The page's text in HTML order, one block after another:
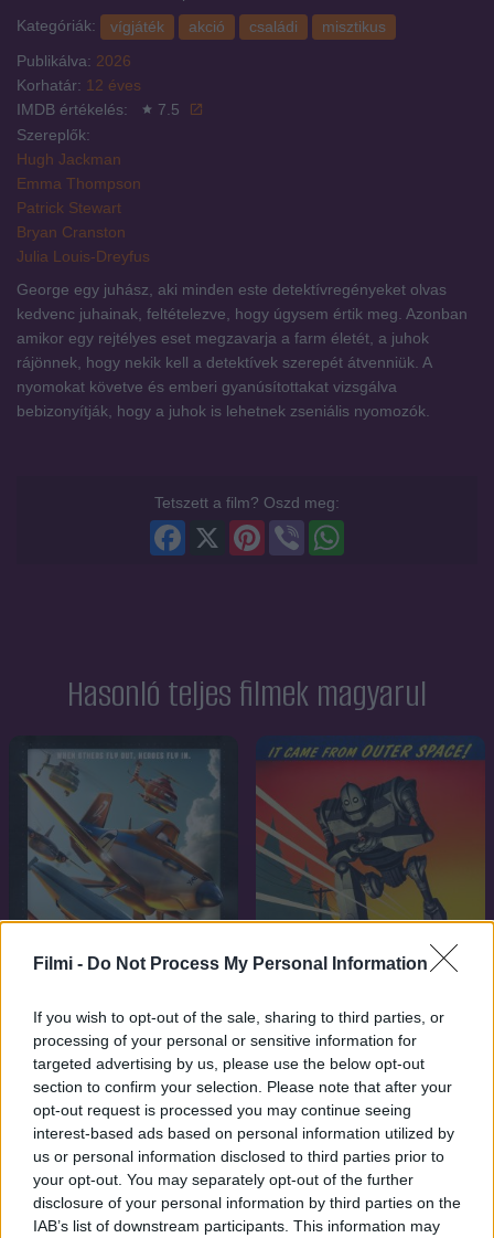
Filmi - Do Not Process My Personal Information
If you wish to opt-out of the sale, sharing to third parties, or
processing of your personal or sensitive information for
targeted advertising by us, please use the below opt-out
section to confirm your selection. Please note that after your
opt-out request is processed you may continue seeing
interest-based ads based on personal information utilized by
us or personal information disclosed to third parties prior to
your opt-out. You may separately opt-out of the further
disclosure of your personal information by third parties on the
IAB’s list of downstream participants. This information may
Kategóriák:
vígjáték akció családi
misztikus
Publikálva: 2026
Korhatár: 12 éves
IMDB értékelés:
7.5
Szereplők:
Hugh Jackman
Emma Thompson
Patrick Stewart
Bryan Cranston
Julia Louis-Dreyfus
George egy juhász, aki minden este detektívregényeket olvas
kedvenc juhainak, feltételezve, hogy úgysem értik meg. Azonban
amikor egy rejtélyes eset megzavarja a farm életét, a juhok
rájönnek, hogy nekik kell a detektívek szerepét átvenniük. A
nyomokat követve és emberi gyanúsítottakat vizsgálva
bebizonyítják, hogy a juhok is lehetnek zseniális nyomozók.
Tetszett a film? Oszd meg:
Viber
Pinterest
Facebook
Hasonló teljes filmek magyarul
2014 7.1
Repcsik: A mentőalakulat
1999
Szuper haver
SOROZAT